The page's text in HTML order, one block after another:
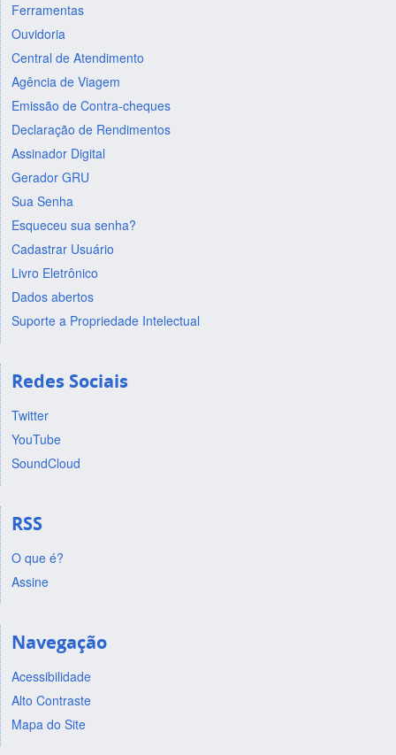
Ferramentas
Ouvidoria
Central de Atendimento
Agência de Viagem
Emissão de Contra-cheques
Declaração de Rendimentos
Assinador Digital
Gerador GRU
Sua Senha
Esqueceu sua senha?
Cadastrar Usuário
Livro Eletrônico
Dados abertos
Suporte a Propriedade Intelectual
Redes Sociais
Twitter
YouTube
SoundCloud
RSS
O que é?
Assine
Navegação
Acessibilidade
Alto Contraste
Mapa do Site